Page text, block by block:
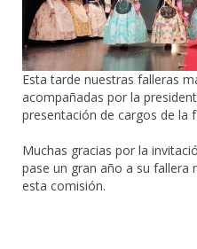
Esta tarde nuestras falleras
acompañadas por la
presentación de cargos de la
Muchas gracias por la
pase un gran año a su
esta comisión.